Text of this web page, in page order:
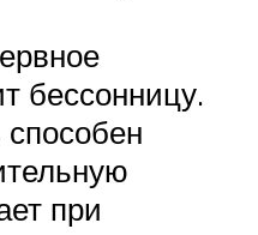
бессонницу.
при